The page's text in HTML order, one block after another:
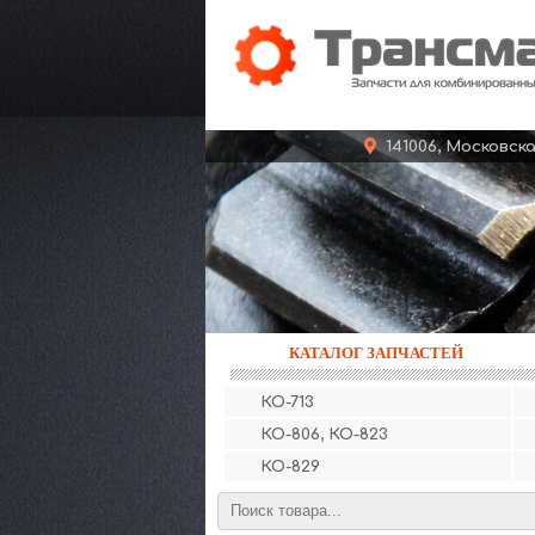
141006,
КАТАЛОГ ЗАПЧАСТЕЙ
КО-713
КО-806, КО-823
КО-829